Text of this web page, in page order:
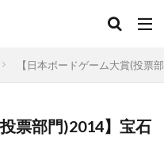
【日本ボードゲーム大賞(投票
票部門)2014】宝石